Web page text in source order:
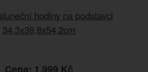
hodiny na podstavci
34,3x39,8x54,2cm
Cena: 1.999 Kč